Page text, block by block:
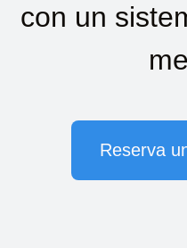
con un
Reserva